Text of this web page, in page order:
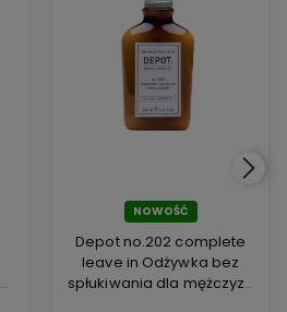
NOWOŚĆ
Depot no.202 complete
leave in Odżywka bez
spłukiwania dla mężczyzn